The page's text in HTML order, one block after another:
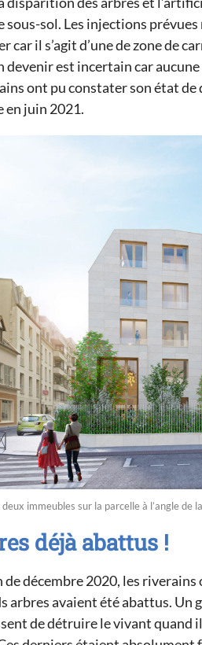
sous-sol. Les injections prévues
car il s’agit d’une de zone de
devenir est incertain car
ont puconstaterson état de
en juin 2021.
immeubles sur la parcelle à l’angle
déjà abattus !
de décembre 2020, les
arbres avaient été abattus. Un
de détruire le vivant